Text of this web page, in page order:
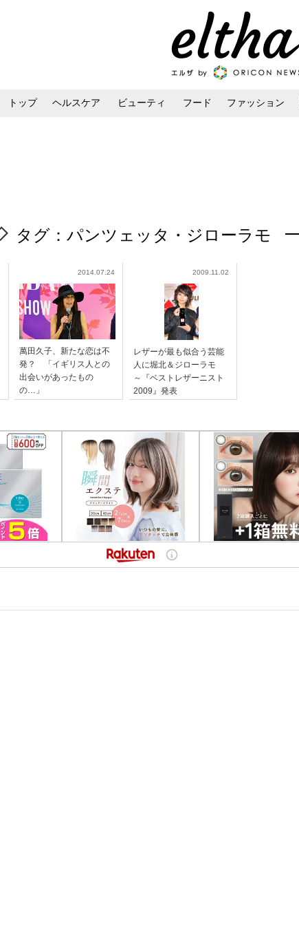
トップ ヘルスケア ビューティ フード ファッション
タグ：パンツェッタ・ジローラモ
2014.07.24
萬田久子、新たな恋は不
発？ 「イギリス人との
出会いがあったもの
の…」
2009.11.02
レザーが最も似合う芸能
人に堀北＆ジローラモ
～『ベストレザーニスト
2009』発表